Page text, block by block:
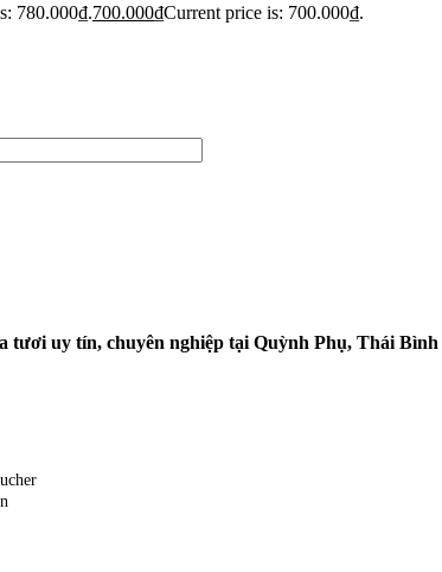
780.000₫.700.000₫Current price is: 700.000₫.
tươi uy tín, chuyên nghiệp tại Quỳnh Phụ, Thái Bình